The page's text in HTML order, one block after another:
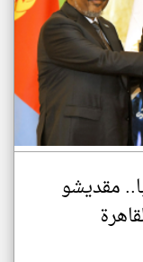
مقديشو